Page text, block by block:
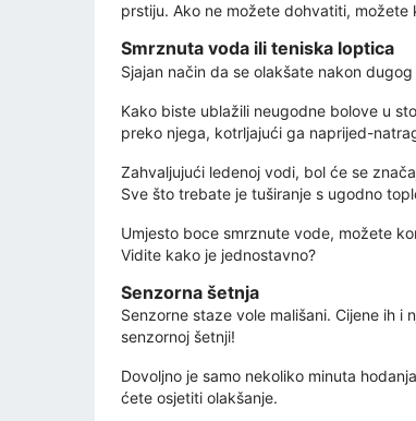
prstiju. Ako ne možete dohvatiti,
Smrznuta voda ili teniska loptica
Sjajan način da se olakšate nakon
Kako biste ublažili neugodne bolove u
preko njega, kotrljajući ga naprijed-
Zahvaljujući ledenoj vodi, bol će se
Sve što trebate je tuširanje s ugodno
Umjesto boce smrznute vode, možete
Vidite kako je jednostavno?
Senzorna šetnja
Senzorne staze vole mališani. Cijene ih
senzornoj šetnji!
Dovoljno je samo nekoliko minuta
ćete osjetiti olakšanje.